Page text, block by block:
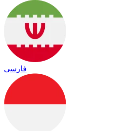
فارسی